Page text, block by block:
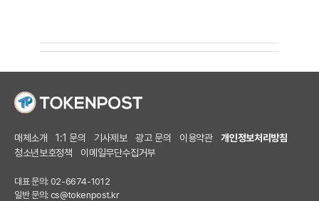
매체소개 1:1 문의 기사제보 광고 문의 이용약관
개인정보처리방침
청소년보호정책
이메일무단수집거부
대표 문의: 02-6674-1012
일반 문의: cs@tokenpost.kr